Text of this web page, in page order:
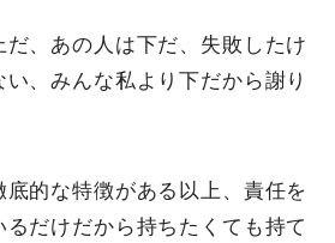
だ、あの人は下だ、失敗したけ
、みんな私より下だから謝り
底的な特徴がある以上、責任を
だけだから持ちたくても持て